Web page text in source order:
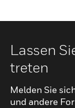
Lassen
treten
Melden Sie
und andere